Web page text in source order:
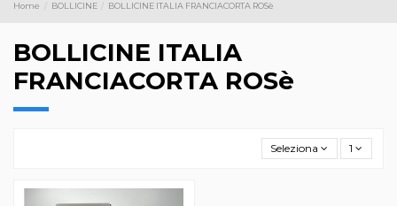
Home BOLLICINE BOLLICINE ITALIA FRANCIACORTA ROSè
BOLLICINE ITALIA
FRANCIACORTA ROSè
Seleziona 1